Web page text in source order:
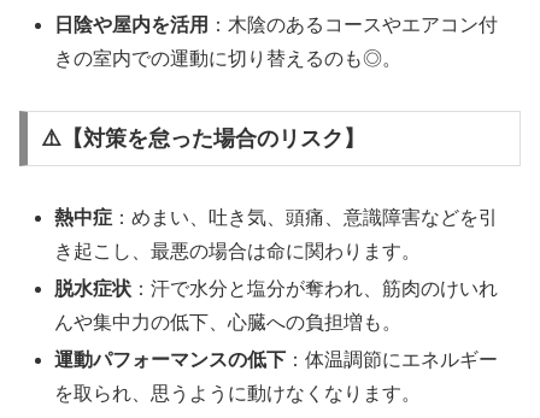
日陰や屋内を活用 ：木陰のあるコースやエアコン付
きの室内での運動に切り替えるのも◎。
⚠️【対策を怠った場合のリスク】
熱中症 ：めまい、吐き気、頭痛、意識障害などを引
き起こし、最悪の場合は命に関わります。
脱水症状 ：汗で水分と塩分が奪われ、筋肉のけいれ
んや集中力の低下、心臓への負担増も。
運動パフォーマンスの低下 ：体温調節にエネルギー
を取られ、思うように動けなくなります。